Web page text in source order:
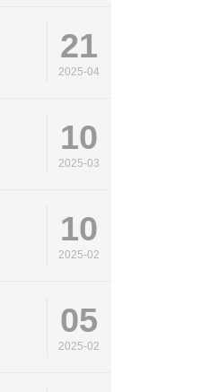
21
2025-04
10
2025-03
10
2025-02
05
2025-02